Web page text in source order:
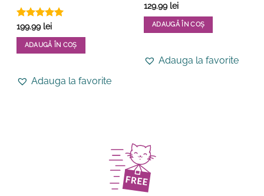
Evaluat la
5din 5
199.99 lei
ADAUGĂ ÎN COȘ
are Adauga la favorite
129.99 lei
ADAUGĂ ÎN COȘ
are
alese
în
pagina
produsului.
Adauga la favorite